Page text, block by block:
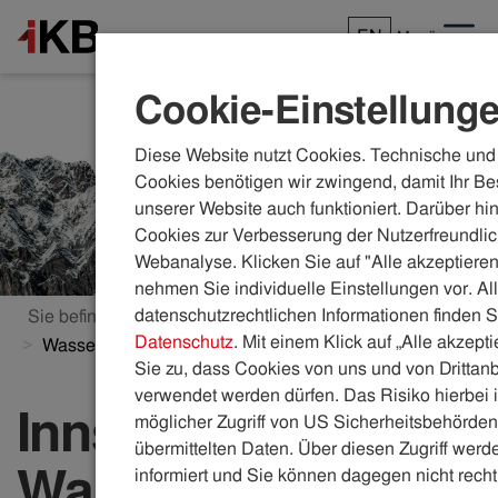
EN Menü
Sie befinden sich hier: ikb.at
Wasser & Abwasser
Wasserqualität Innsbruck
Innsbrucker
Cookie-
Diese Website nutzt Cookies. Technische
Cookies benötigen wir zwingend, damit Ihr
unserer Website auch funktioniert. Darüber
Cookies zur Verbesserung der
Webanalyse. Klicken Sie auf "Alle
nehmen Sie individuelle Einstellungen vor.
datenschutzrechtlichen Informationen finden
Datenschutz. Mit einem Klick auf „Alle
Sie zu, dass Cookies von uns und von
verwendet werden dürfen. Das Risiko hierbei
möglicher Zugriff von US
übermittelten Daten. Über diesen Zugriff
informiert und Sie können dagegen nicht